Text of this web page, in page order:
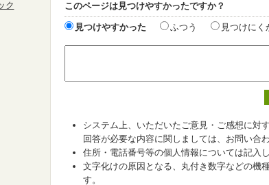
このページは見つけやすかったですか？
見つけやすかった ふつう 見つけにく
システム上、いただいたご意見・ご感想に対
回答が必要な内容に関しましては、お問い合
住所・電話番号等の個人情報については記入
文字化けの原因となる、丸付き数字などの機
す。